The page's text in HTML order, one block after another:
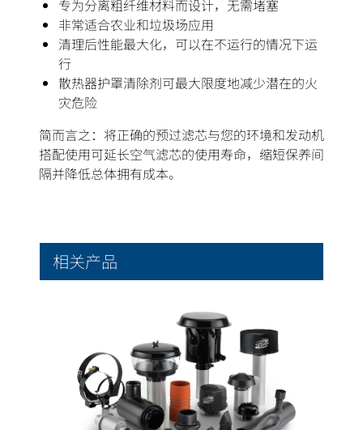
专为分离粗纤维材料而设计，无需堵塞
非常适合农业和垃圾场应用
清理后性能最大化，可以在不运行的情况下运
行
散热器护罩清除剂可最大限度地减少潜在的火
灾危险
简而言之：将正确的预过滤芯与您的环境和发动机
搭配使用可延长空气滤芯的使用寿命，缩短保养间
隔并降低总体拥有成本。
相关产品